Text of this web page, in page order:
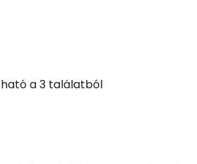
a3találatból